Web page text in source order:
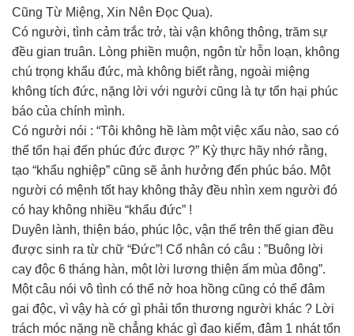
Cũng Từ Miệng, Xin Nên Đọc Qua).
Có người, tình cảm trắc trở, tài vận không thông, trăm sự
đều gian truân. Lòng phiền muộn, ngôn từ hỗn loạn, không
chú trọng khẩu đức, mà không biết rằng, ngoài miệng
không tích đức, nặng lời với người cũng là tự tổn hại phúc
báo của chính mình.
Có người nói : “Tôi không hề làm một việc xấu nào, sao có
thể tổn hại đến phúc đức được ?” Kỳ thực hãy nhớ rằng,
tạo “khẩu nghiệp” cũng sẽ ảnh hưởng đến phúc báo. Một
người có mệnh tốt hay không thảy đều nhìn xem người đó
có hay không nhiều “khẩu đức” !
Duyên lành, thiện báo, phúc lộc, vận thế trên thế gian đều
được sinh ra từ chữ “Đức”! Cổ nhân có câu : ”Buông lời
cay độc 6 tháng hàn, một lời lương thiện ấm mùa đông”.
Một câu nói vô tình có thể nở hoa hồng cũng có thể đâm
gai độc, vì vậy hà cớ gì phải tổn thương người khác ? Lời
trách móc nặng nề chẳng khác gì đao kiếm, đâm 1 nhát tổn